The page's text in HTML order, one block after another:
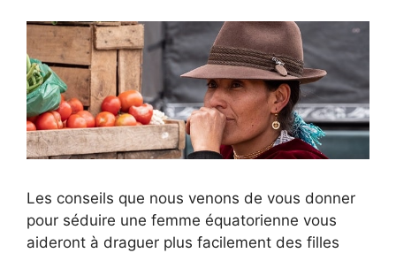
Les conseils que nous venons de vous donner
pour séduire une femme équatorienne vous
aideront à draguer plus facilement des filles